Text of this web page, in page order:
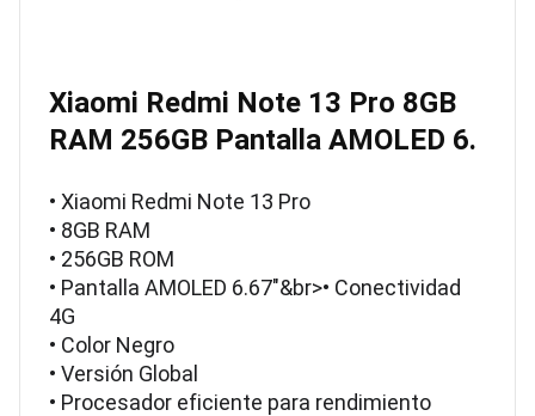
Xiaomi Redmi Note 13 Pro 8GB
RAM 256GB Pantalla AMOLED 6.
• Xiaomi Redmi Note 13 Pro
• 8GB RAM
• 256GB ROM
• Pantalla AMOLED 6.67″&br>• Conectividad
4G
• Color Negro
• Versión Global
• Procesador eficiente para rendimiento